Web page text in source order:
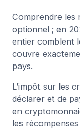
Comprendre les
optionnel ; en
entier comblent
couvre
pays.
L’impôt sur les
déclarer et de
en
les